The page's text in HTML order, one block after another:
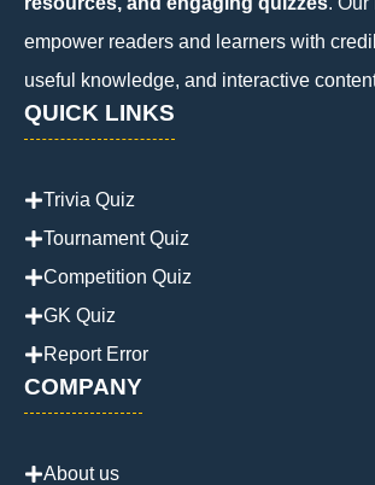
empower readers and learners with
useful knowledge, and interactive
QUICK LINKS
Trivia Quiz
Tournament Quiz
Competition Quiz
GK Quiz
Report Error
COMPANY
About us